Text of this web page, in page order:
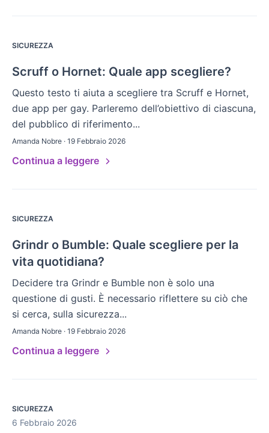
SICUREZZA
Scruff o Hornet: Quale app scegliere?
Questo testo ti aiuta a scegliere tra Scruff e Hornet,
due app per gay. Parleremo dell’obiettivo di ciascuna,
del pubblico di riferimento...
Amanda Nobre · 19 Febbraio 2026
Continua a leggere
SICUREZZA
Grindr o Bumble: Quale scegliere per la
vita quotidiana?
Decidere tra Grindr e Bumble non è solo una
questione di gusti. È necessario riflettere su ciò che
si cerca, sulla sicurezza...
Amanda Nobre · 19 Febbraio 2026
Continua a leggere
SICUREZZA
6 Febbraio 2026